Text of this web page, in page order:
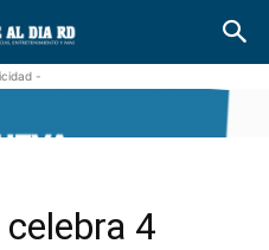
-
4